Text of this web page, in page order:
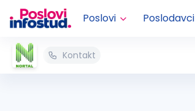
Poslovi Poslodavci
Kontakt